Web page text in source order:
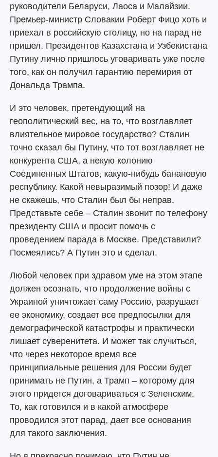
руководители Беларуси, Лаоса и Малайзии.
Премьер-министр Словакии Роберт Фицо хоть и
приехал в российскую столицу, но на парад не
пришел. Президентов Казахстана и Узбекистана
Путину лично пришлось уговаривать уже после
того, как он получил гарантию перемирия от
Дональда Трампа.
И это человек, претендующий на
геополитический вес, на то, что возглавляет
влиятельное мировое государство? Сталин
точно сказал бы Путину, что тот возглавляет не
конкурента США, а некую колонию
Соединенных Штатов, какую-нибудь банановую
республику. Какой невыразимый позор! И даже
не скажешь, что Сталин был бы неправ.
Представьте себе – Сталин звонит по телефону
президенту США и просит помочь с
проведением парада в Москве. Представили?
Посмеялись? А Путин это и сделал.
Любой человек при здравом уме на этом этапе
должен осознать, что продолжение войны с
Украиной уничтожает саму Россию, разрушает
ее экономику, создает все предпосылки для
демографической катастрофы и практически
лишает суверенитета. И может так случиться,
что через некоторое время все
принципиальные решения для России будет
принимать не Путин, а Трамп – которому для
этого придется договариваться с Зеленским.
То, как готовился и в какой атмосфере
проводился этот парад, дает все основания
для такого заключения.